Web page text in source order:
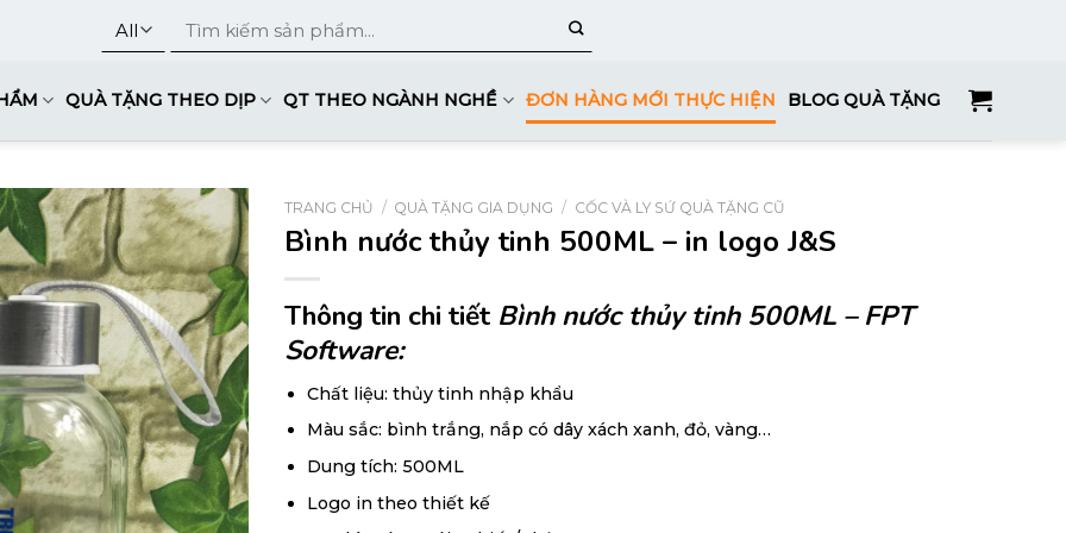
QUÀ TẶNG THEO DỊP QT THEO NGÀNH NGHỀ ĐƠN HÀNG MỚI THỰC HIỆN BLOG QUÀ TẶNG
TRANG CHỦ / QUÀ TẶNG GIA DỤNG / CỐC VÀ LY SỨ QUÀ TẶNG CŨ
Bình nước thủy tinh 500ML – in logo J&S
Thông tin chi tiết Bình nước thủy tinh 500ML – FPT
Software:
Chất liệu: thủy tinh nhập khẩu
Màu sắc: bình trắng, nắp có dây xách xanh, đỏ, vàng…
Dung tích: 500ML
Logo in theo thiết kế